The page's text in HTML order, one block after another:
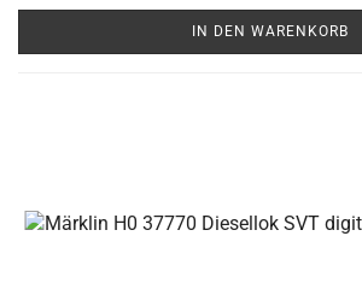
IN DEN WARENKORB